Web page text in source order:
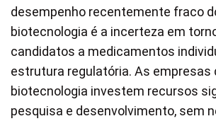
desempenho recentemente fraco
biotecnologia é a incerteza em
candidatos a medicamentos
estrutura regulatória. As empresas
biotecnologia investem recursos
pesquisa e desenvolvimento, sem